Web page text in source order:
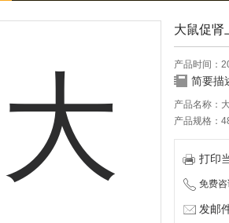
大鼠促肾
产品时间：
简要描
产品名称：
产品规格：
储存条件：
有效期：6
打印
免费
发邮